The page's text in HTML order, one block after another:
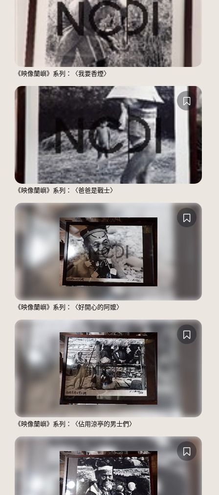
《映像蘭嶼》系列：〈我要香煙〉
《映像蘭嶼》系列：〈爸爸是戰士〉
《映像蘭嶼》系列：〈好開心的阿嬤〉
《映像蘭嶼》系列：〈佔用涼亭的男士們〉